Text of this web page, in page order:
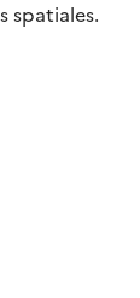
spatiales.